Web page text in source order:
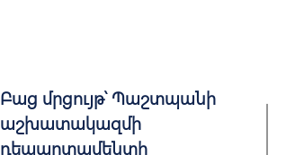
Բաց մրցույթ՝ Պաշտպանի
աշխատակազմի
դեպարտամենտի